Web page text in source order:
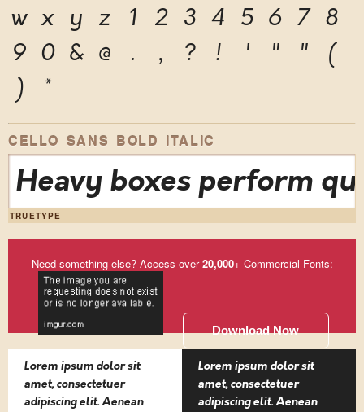
w x y z 1 2 3 4 5 6 7 8
9 0 & @ . , ? ! ' " "
(
)
*
CELLO SANS BOLD ITALIC
Heavy boxes perform
TRUETYPE
Need something else? Access over20,000+ Commercial Fonts:
Download Now
Lorem ipsum dolor sit
amet, consectetuer
adipiscing elit. Aenean
Lorem ipsum dolor sit
amet, consectetuer
adipiscing elit. Aenean